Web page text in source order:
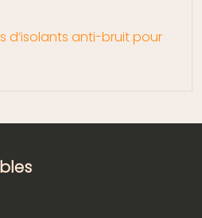
d’isolants anti-bruit pour